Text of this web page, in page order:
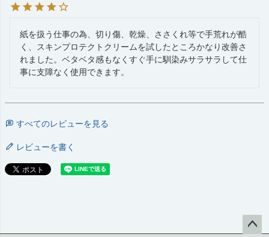
紙を扱う仕事の為、切り傷、乾燥、ささくれ等で手荒れが酷
く、スキンプロテクトクリームを試したところかなり改善さ
れました。ベタベタ感もなくすぐ手に馴染みサラサラして仕
事に支障なく使用できます。
すべてのレビューを見る
レビューを書く